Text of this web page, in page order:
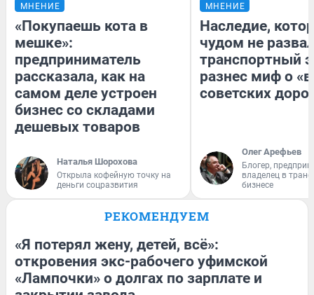
МНЕНИЕ
«Покупаешь кота в
мешке»:
предприниматель
рассказала, как на
самом деле устроен
бизнес со складами
дешевых товаров
Наталья Шорохова
Открыла кофейную точку на
деньги соцразвития
МНЕНИЕ
Наследие,
чудом не
транспортный
разнес миф о
советских
Олег Арефьев
Блогер,
владелец в
бизнесе
РЕКОМЕНДУЕМ
«Я потерял жену, детей, всё»:
откровения экс-рабочего уфимской
«Лампочки» о долгах по зарплате и